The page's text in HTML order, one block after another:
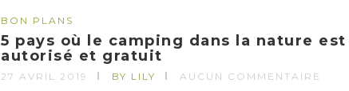
BON PLANS
5 pays où le camping dans la nature est
autorisé et gratuit
27 AVRIL 2019 BY LILY AUCUN COMMENTAIRE